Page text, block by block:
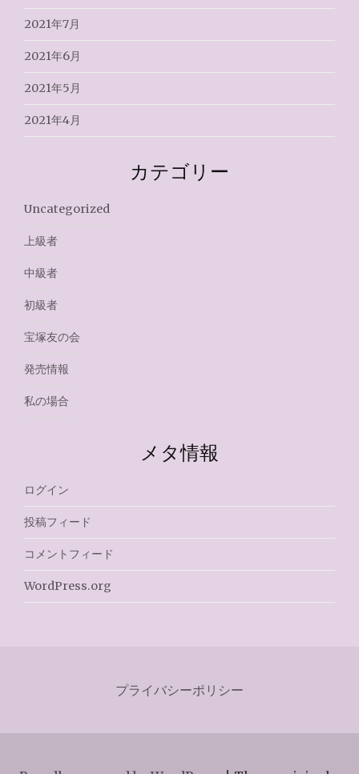
2021年7月
2021年6月
2021年5月
2021年4月
カテゴリー
Uncategorized
上級者
中級者
初級者
宝塚友の会
発売情報
私の場合
メタ情報
ログイン
投稿フィード
コメントフィード
WordPress.org
プライバシーポリシー